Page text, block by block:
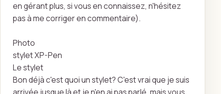
en gérant plus, si vous en connaissez, n'hésitez
pas à me corriger en commentaire).
Photo
stylet XP-Pen
​Le stylet
Bon déjà c'est quoi un stylet? C'est vrai que je suis